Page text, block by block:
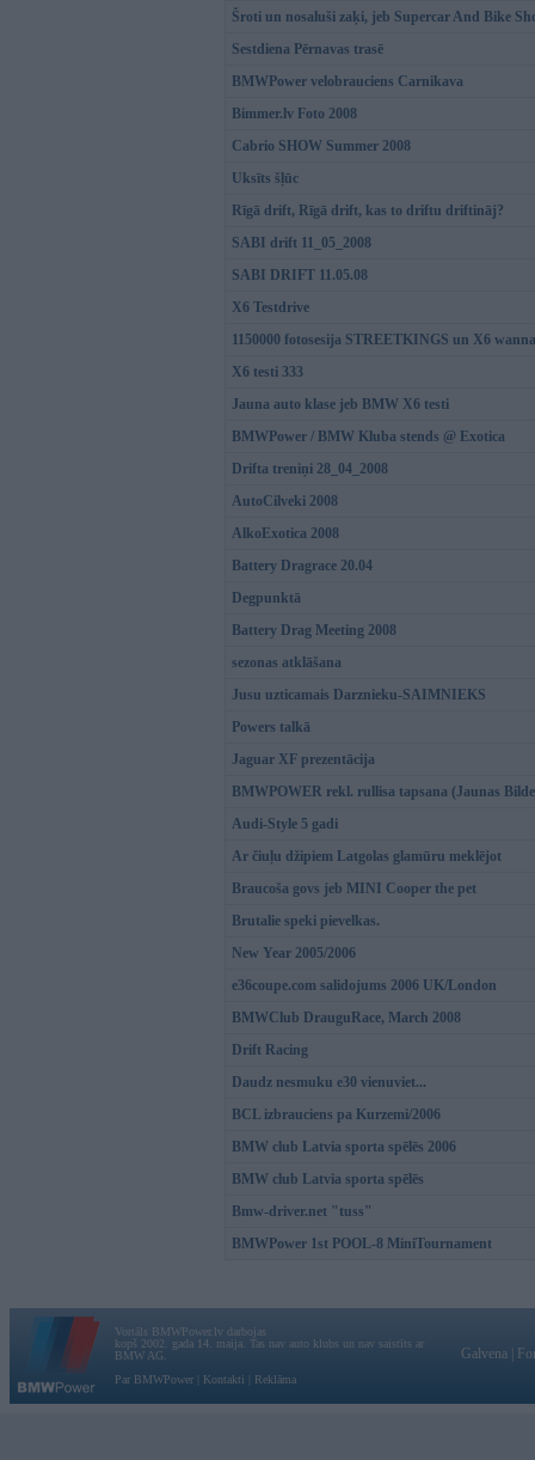
Šroti un nosaluši zaķi, jeb Supercar And Bike
Sestdiena Pērnavas trasē
BMWPower velobrauciens Carnikava
Bimmer.lv Foto 2008
Cabrio SHOW Summer 2008
Uksīts šļūc
Rīgā drift, Rīgā drift, kas to driftu driftināj?
SABI drift 11_05_2008
SABI DRIFT 11.05.08
X6 Testdrive
1150000 fotosesija STREETKINGS un X6
X6 testi 333
Jauna auto klase jeb BMW X6 testi
BMWPower / BMW Kluba stends @ Exotica
Drifta treniņi 28_04_2008
AutoCilveki 2008
AlkoExotica 2008
Battery Dragrace 20.04
Degpunktā
Battery Drag Meeting 2008
sezonas atklāšana
Jusu uzticamais Darznieku-SAIMNIEKS
Powers talkā
Jaguar XF prezentācija
BMWPOWER rekl. rullisa tapsana (Jaunas
Audi-Style 5 gadi
Ar čiuļu džipiem Latgolas glamūru meklējot
Braucoša govs jeb MINI Cooper the pet
Brutalie speki pievelkas.
New Year 2005/2006
e36coupe.com salidojums 2006 UK/London
BMWClub DrauguRace, March 2008
Drift Racing
Daudz nesmuku e30 vienuviet...
BCL izbrauciens pa Kurzemi/2006
BMW club Latvia sporta spēlēs 2006
BMW club Latvia sporta spēlēs
Bmw-driver.net "tuss"
BMWPower 1st POOL-8 MiniTournament
Vortāls BMWPower.lv darbojas
kopš 2002. gada 14. maija. Tas nav auto klubs un nav saistīts ar
BMW AG.
Par BMWPower
Kontakti Reklāma
Galvena